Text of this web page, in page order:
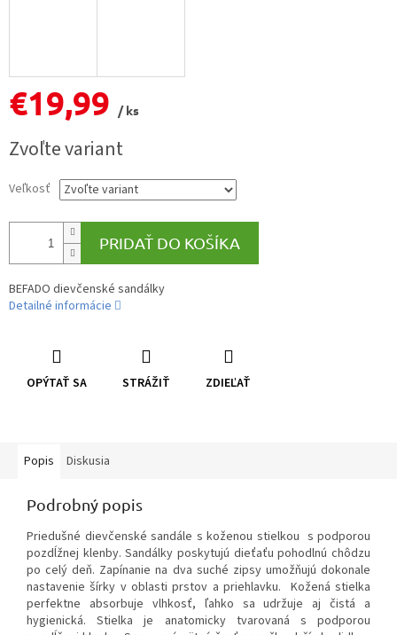
€19,99
/ ks
cena:
Zvoľte variant
Veľkosť
PRIDAŤ DO KOŠÍKA
BEFADO dievčenské sandálky
Detailné informácie
OPÝTAŤ SA STRÁŽIŤ ZDIEĽAŤ
Popis Diskusia
Podrobný popis
Priedušné dievčenské sandále s koženou stielkou s podporou
pozdĺžnej klenby. Sandálky poskytujú dieťaťu pohodlnú chôdzu
po celý deň. Zapínanie na dva suché zipsy umožňujú dokonale
nastavenie šírky v oblasti prstov a priehlavku. Kožená stielka
perfektne absorbuje vlhkosť, ľahko sa udržuje aj čistá a
hygienická. Stielka je anatomicky tvarovaná s podporou